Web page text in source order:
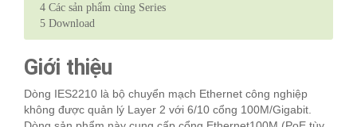
4 Các sản phẩm cùng Series
5 Download
Giới thiệu
Dòng IES2210 là bộ chuyển mạch Ethernet công nghiệp
không được quản lý Layer 2 với 6/10 cổng 100M/Gigabit.